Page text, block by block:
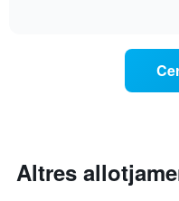
de
la
Altres